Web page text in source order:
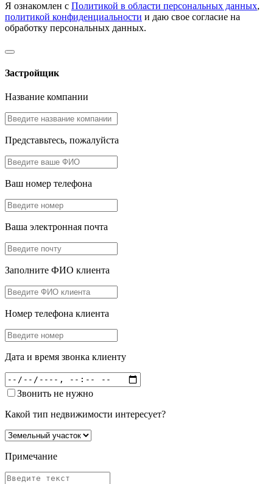
Я ознакомлен с Политикой в области персональных данных,
политикой конфиденциальности и даю свое согласие на
обработку персональных данных.
Застройщик
Название компании
Представьтесь, пожалуйста
Ваш номер телефона
Ваша электронная почта
Заполните ФИО клиента
Номер телефона клиента
Дата и время звонка клиенту
Звонить не нужно
Какой тип недвижимости интересует?
Примечание